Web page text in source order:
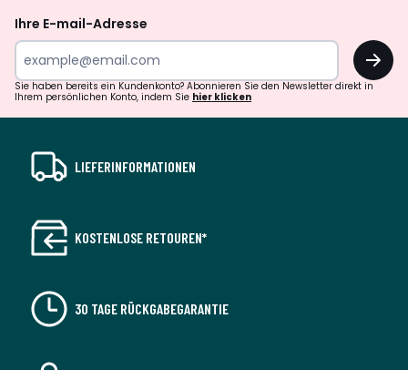
Ihre E-mail-Adresse
OK
Sie haben bereits ein Kundenkonto? Abonnieren Sie den Newsletter direkt in
Ihrem persönlichen Konto, indem Sie hier klicken
LIEFERINFORMATIONEN
KOSTENLOSE RETOUREN*
30 TAGE RÜCKGABEGARANTIE